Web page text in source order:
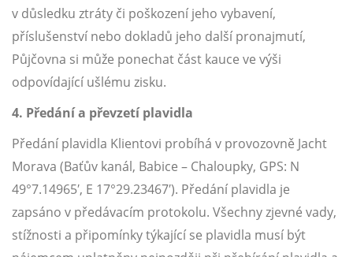
v důsledku ztráty či poškození jeho vybavení,
příslušenství nebo dokladů jeho další pronajmutí,
Půjčovna si může ponechat část kauce ve výši
odpovídající ušlému zisku.
4. Předání a převzetí plavidla
Předání plavidla Klientovi probíhá v provozovně Jacht
Morava (Baťův kanál, Babice – Chaloupky, GPS: N
49°7.14965′, E 17°29.23467′). Předání plavidla je
zapsáno v předávacím protokolu. Všechny zjevné vady,
stížnosti a připomínky týkající se plavidla musí být